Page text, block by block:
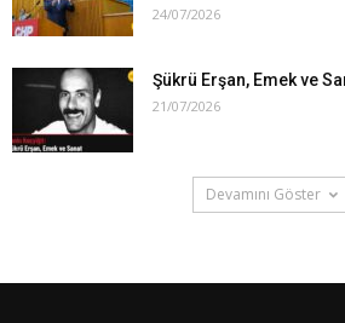
24/07/2026
Şükrü Erşan, Emek ve
21/07/2026
Devamını Göster